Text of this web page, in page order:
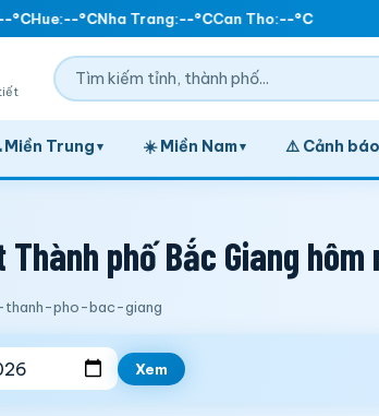
Hue:--°CNha Trang:--°CCan Tho:--°C
Miền Trung ▾ ☀️ Miền Nam▾ ⚠️ Cảnh báo
phố Bắc Giang hôm
thanh-pho-bac-giang
Xem